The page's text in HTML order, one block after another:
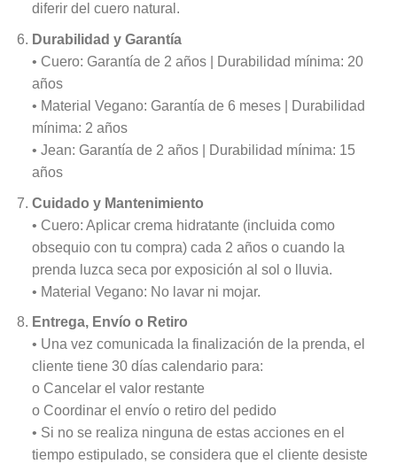
diferir del cuero natural.
Durabilidad y Garantía
• Cuero: Garantía de 2 años | Durabilidad mínima: 20
años
• Material Vegano: Garantía de 6 meses | Durabilidad
mínima: 2 años
• Jean: Garantía de 2 años | Durabilidad mínima: 15
años
Cuidado y Mantenimiento
• Cuero: Aplicar crema hidratante (incluida como
obsequio con tu compra) cada 2 años o cuando la
prenda luzca seca por exposición al sol o lluvia.
• Material Vegano: No lavar ni mojar.
Entrega, Envío o Retiro
• Una vez comunicada la finalización de la prenda, el
cliente tiene 30 días calendario para:
o Cancelar el valor restante
o Coordinar el envío o retiro del pedido
• Si no se realiza ninguna de estas acciones en el
tiempo estipulado, se considera que el cliente desiste